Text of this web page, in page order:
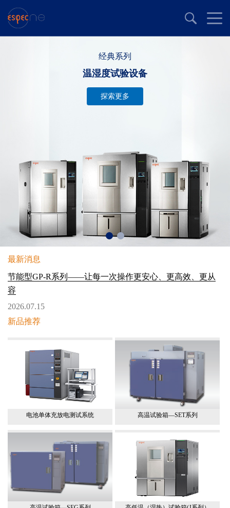
经典系列
温湿度试验设备
探索更多
最新消息
节能型GP-R系列——让每一次操作更安心、更高效、更从
容
2026.07.15
新品推荐
电池单体充放电测试系统 高温试验箱—SET系列